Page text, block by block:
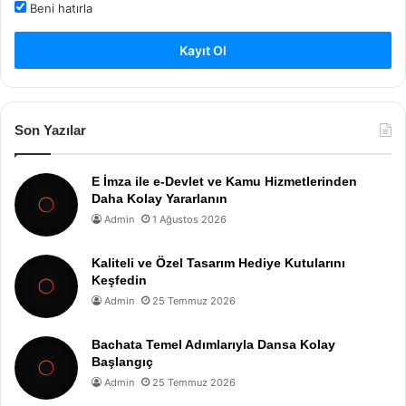
Beni hatırla
Kayıt Ol
Son Yazılar
E İmza ile e-Devlet ve Kamu Hizmetlerinden
Daha Kolay Yararlanın
Admin 1 Ağustos 2026
Kaliteli ve Özel Tasarım Hediye Kutularını
Keşfedin
Admin 25 Temmuz 2026
Bachata Temel Adımlarıyla Dansa Kolay
Başlangıç
Admin 25 Temmuz 2026